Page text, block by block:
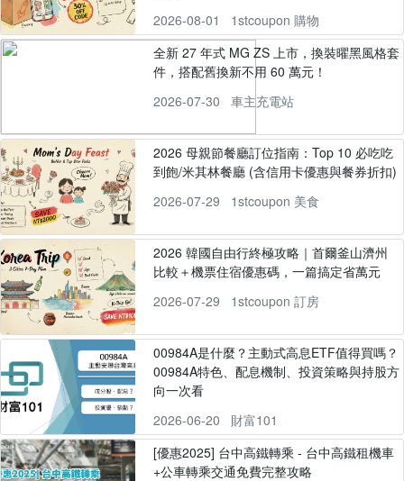
2026-08-01
1stcoupon 購物
全新 27 年式 MG ZS 上市，換裝曜黑風格套
件，搭配舊換新不用 60 萬元！
2026-07-30
車主充電站
2026 母親節餐廳訂位指南：Top 10 必吃吃
到飽/米其林餐廳 (含信用卡優惠與餐券折扣)
2026-07-29
1stcoupon 美食
2026 韓國自由行終極攻略｜首爾釜山濟州
比較＋機票住宿優惠碼，一篇搞定省萬元
2026-07-29
1stcoupon 訂房
00984A是什麼？主動式高息ETF值得買嗎？
00984A特色、配息機制、投資策略與持股方
向一次看
2026-06-20
財富101
[優惠2025] 台中高鐵轉乘 - 台中高鐵租機車
+公車轉乘交通免費完整攻略